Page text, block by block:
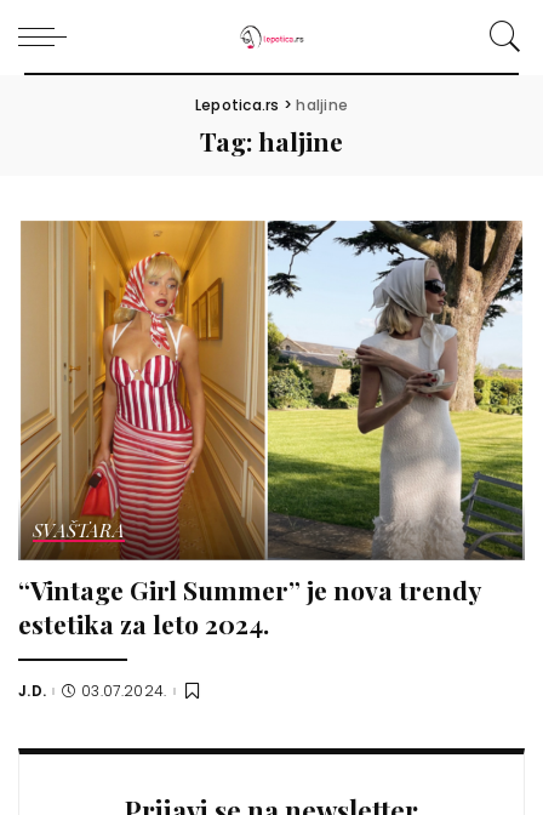
Lepotica.rs >haljine
Tag:haljine
SVAŠTARA
“Vintage Girl Summer” je nova trendy
estetika za leto 2024.
Posted
J.D. 03.07.2024.